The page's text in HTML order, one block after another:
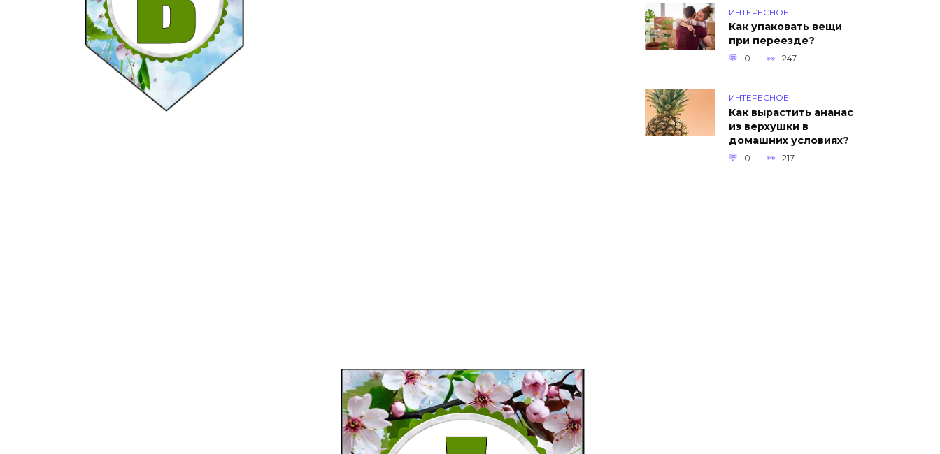
ИНТЕРЕСНОЕ
Как упаковать вещи
при переезде?
0 247
ИНТЕРЕСНОЕ
Как вырастить ананас
из верхушки в
домашних условиях?
0 217